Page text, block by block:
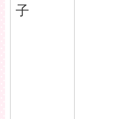
子